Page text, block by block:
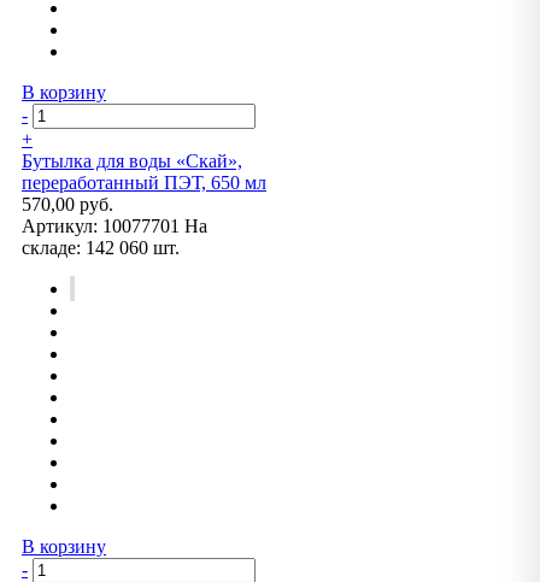
В корзину
-
+
Бутылка для воды «Скай»,
переработанный ПЭТ, 650 мл
570,00 руб.
Артикул: 10077701 На
складе: 142 060 шт.
В корзину
-